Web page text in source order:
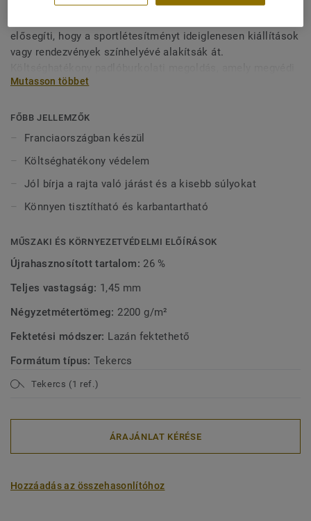
elősegíti, hogy a sportlétesítményt ideiglenesen kiállítások
vagy rendezvények színhelyévé alakítsák át.
a padlót a rajta való járástól és a kisebb súlyoktól.
Mutasson többet
FŐBB JELLEMZŐK
Franciaországban készül
Költséghatékony védelem
Jól bírja a rajta való járást és a kisebb súlyokat
Könnyen tisztítható és karbantartható
MŰSZAKI ÉS KÖRNYEZETVÉDELMI ELŐÍRÁSOK
Újrahasznosított tartalom: 26 %
Teljes vastagság: 1,45 mm
Négyzetmétertömeg: 2200 g/m²
Fektetési módszer: Lazán fektethető
Formátum típus:Tekercs
Tekercs (1 ref.)
ÁRAJÁNLAT KÉRÉSE
Hozzáadás az összehasonlítóhoz